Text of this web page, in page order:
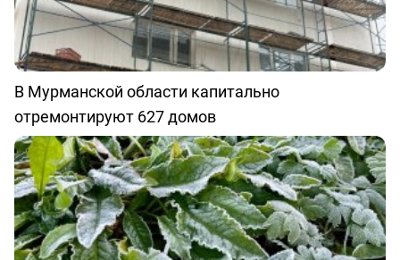
В Мурманской области капитально
отремонтируют 627 домов